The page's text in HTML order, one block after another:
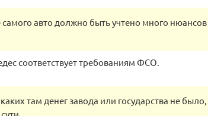
самого авто должно быть учтено много
соответствует требованиям ФСО.
там денег завода или государства не